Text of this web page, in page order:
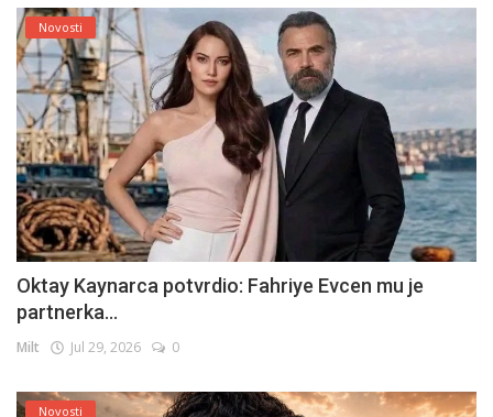
Novosti
Oktay Kaynarca potvrdio: Fahriye Evcen mu je
partnerka...
Milt Jul 29, 2026 0
Novosti